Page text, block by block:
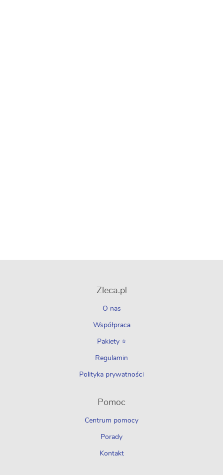
Zleca.pl
O nas
Współpraca
Pakiety ⭐
Regulamin
Polityka prywatności
Pomoc
Centrum pomocy
Porady
Kontakt